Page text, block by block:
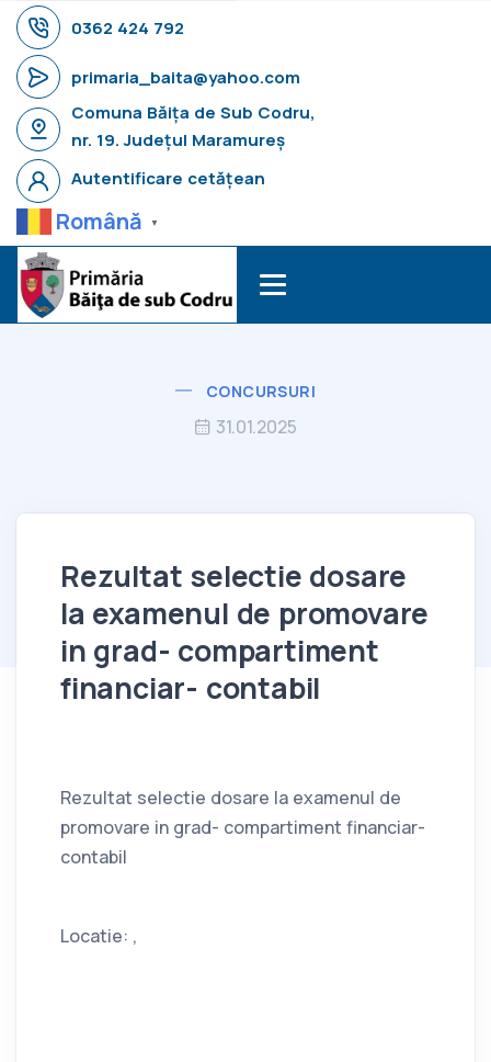
0362 424 792
primaria_baita@yahoo.com
Comuna Băița de Sub Codru,
nr. 19. Județul Maramureș
Autentificare cetățean
Română ▼
CONCURSURI
31.01.2025
Rezultat selectie dosare
la examenul de promovare
in grad- compartiment
financiar- contabil
Rezultat selectie dosare la examenul de
promovare in grad- compartiment financiar-
contabil
Locatie: ,